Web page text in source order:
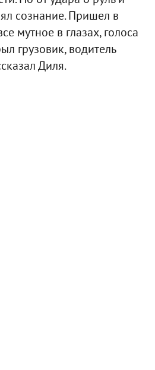
сознание. Пришел в
мутное в глазах, голоса
грузовик, водитель
Диля.